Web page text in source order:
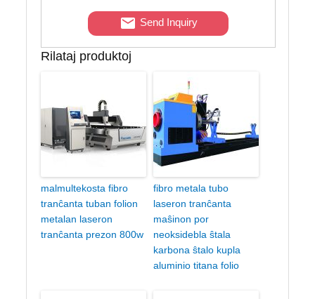
Send Inquiry
Rilataj produktoj
malmultekosta fibro
tranĉanta tuban folion
metalan laseron
tranĉanta prezon 800w
fibro metala tubo
laseron tranĉanta
maŝinon por
neoksidebla ŝtala
karbona ŝtalo kupla
aluminio titana folio